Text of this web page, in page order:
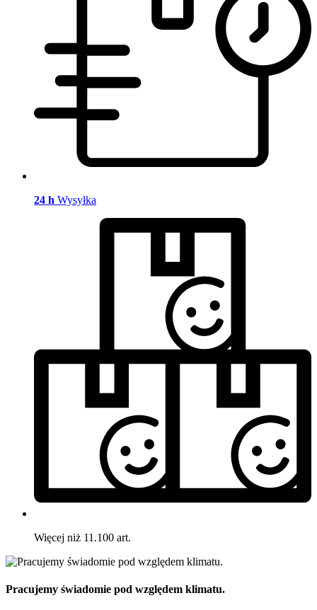
24 h Wysyłka
Więcej niż 11.100 art.
Pracujemy świadomie pod względem klimatu.